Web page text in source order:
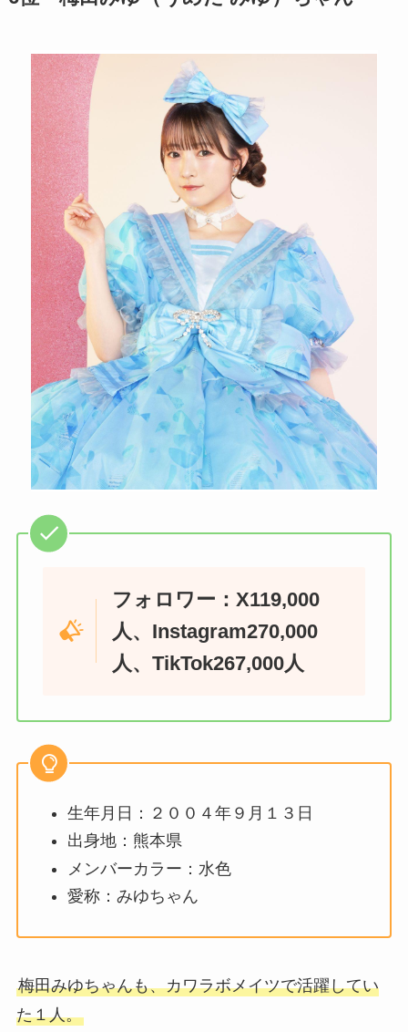
フォロワー：X119,000
人、Instagram270,000
人、TikTok267,000人
生年月日：２００４年９月１３日
出身地：熊本県
メンバーカラー：水色
愛称：みゆちゃん
梅田みゆちゃんも、カワラボメイツで活躍してい
た１人。